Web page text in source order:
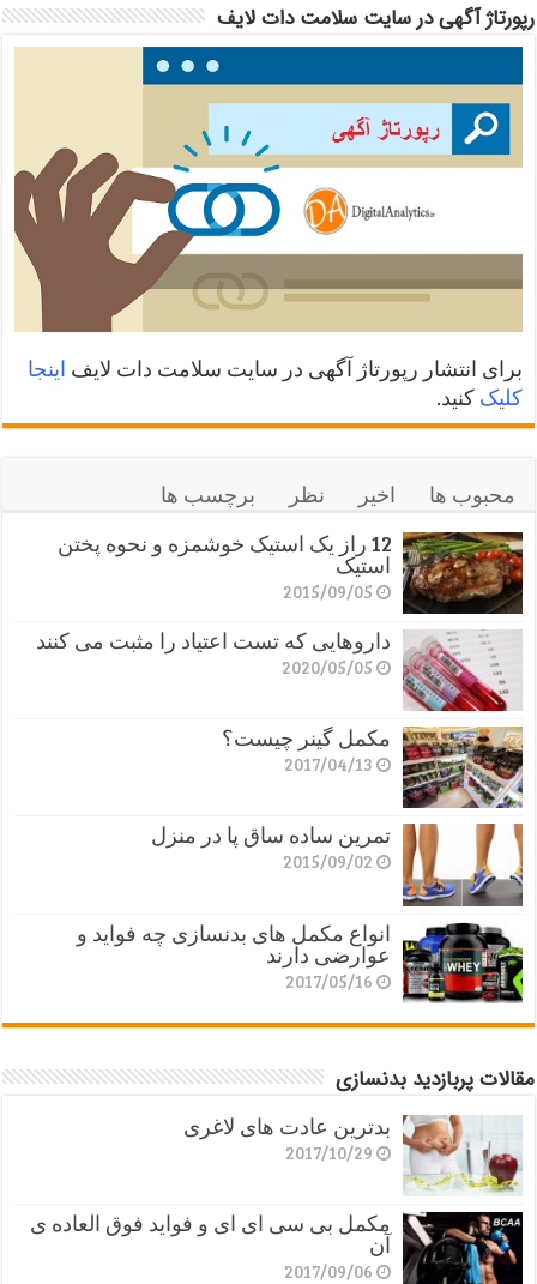
رپورتاژ آگهی در سایت سلامت دات لایف
برای انتشار رپورتاژ آگهی در سایت سلامت دات لایف اینجا
کلیک کنید.
محبوب ها اخیر نظر
برچسب ها
12 راز یک استیک خوشمزه و نحوه پختن
استیک
2015/09/05
داروهایی که تست اعتیاد را مثبت می کنند
2020/05/05
مکمل گینر چیست؟
2017/04/13
تمرین ساده ساق پا در منزل
2015/09/02
انواع مکمل های بدنسازی چه فواید و
عوارضی دارند
2017/05/16
مقالات پربازدید بدنسازی
بدترین عادت های لاغری
2017/10/29
مکمل بی سی ای ای و فواید فوق العاده ی
آن
2017/09/06